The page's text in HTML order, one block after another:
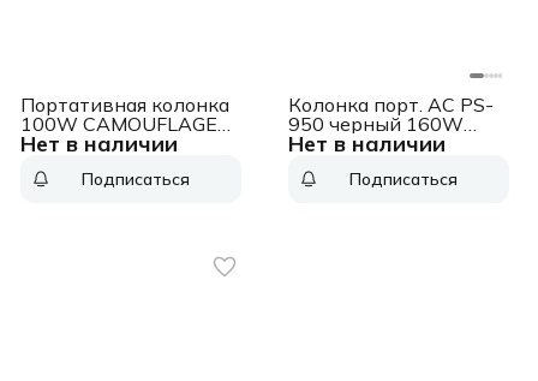
Нет в наличии
Портативная колонка
100W CAMOUFLAGE
XTREME 3
Подписаться
Нет в наличии
Колонка порт. АС PS-
950 черный 160W
Mono BT/3.5Jack
Подписаться